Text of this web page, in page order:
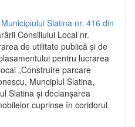
Slatina nr. 416 din
Consiliului Local nr.
de utilitate publică și de
pentru lucrarea
„Construire parcare
Muncipiul Slatina,
Slatina și declanșarea
cuprinse în coridorul